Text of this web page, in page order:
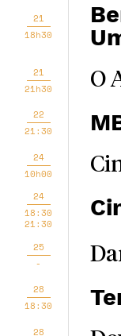
21
18h30
21
21h30
O
22
21:30
24
10h00
24
18:30
21:30
25
-
28
18:30
28